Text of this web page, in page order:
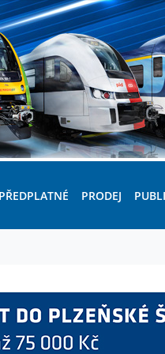
PŘEDPLATNÉ PRODEJ